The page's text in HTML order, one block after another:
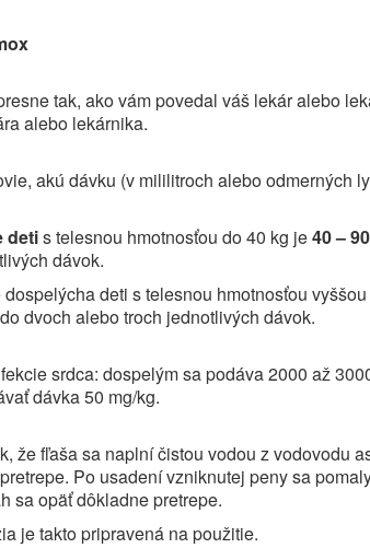
tak, ako vám povedal váš lekár alebo
alebo lekárnika.
akú dávku (v mililitroch alebo odmerných
detis telesnou hmotnosťou do 40 kg je40 –
dávok.
dospelýcha deti s telesnou hmotnosťou
dvoch alebo troch jednotlivých dávok.
srdca: dospelým sa podáva 2000 až
dávka 50 mg/kg.
že fľaša sa naplní čistou vodou z vodovodu
Po usadení vzniknutej peny sa
sa opäť dôkladne pretrepe.
je takto pripravená na použitie.